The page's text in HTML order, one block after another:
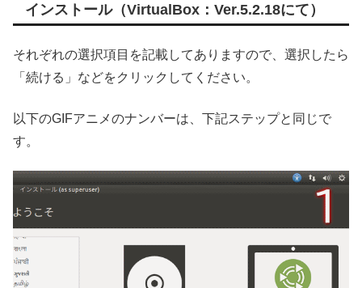
インストール（VirtualBox：Ver.5.2.18にて）
それぞれの選択項目を記載してありますので、選択したら
「続ける」などをクリックしてください。
以下のGIFアニメのナンバーは、下記ステップと同じで
す。